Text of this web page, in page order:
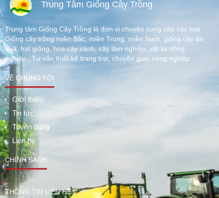
Trung Tâm Giống Cây Trồng
Trung tâm Giống Cây Trồng là đơn vị chuyên cung cấp các loại
Giống cây trồng miền Bắc, miền Trung, miền Nam, giống cây ăn
quả, hạt giống, hoa cây cảnh, cây lâm nghiệp, vật tư nông
nghiệp...Tư vấn thiết kế trang trại, chuyên giao nông nghiệp.
VỀ CHÚNG TÔI
Giới thiệu
Tin tức
Tuyển dụng
Liên hệ
CHÍNH SÁCH
THÔNG TIN LIÊN HỆ